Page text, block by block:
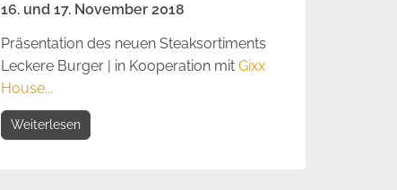
16. und 17. November 2018
Präsentation des neuen Steaksortiments
Leckere Burger | in Kooperation mit Gixx
House...
Weiterlesen